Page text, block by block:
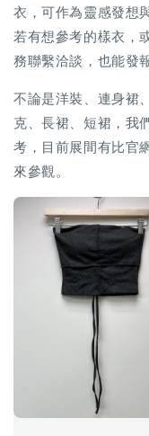
衣，可作為靈感發想
若有想參考的樣衣，
務聯繫洽談，也能發
不論是洋裝、連身裙
克、長裙、短裙，我
考，目前展間有比官
來參觀。